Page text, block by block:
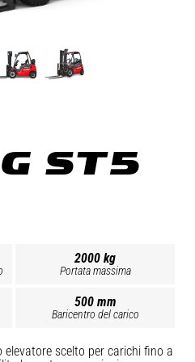
ST5
2000 kg
Portata massima
500 mm
Baricentro del carico
elevatore scelto per carichi fino a